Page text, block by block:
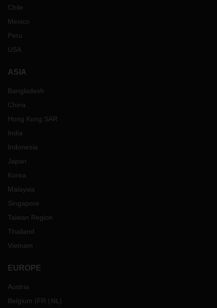
Chile
Mexico
Peru
USA
ASIA
Bangladesh
China
Hong Kong SAR
India
Indonesia
Japan
Korea
Malaysia
Singapore
Taiwan Region
Thailand
Vietnam
EUROPE
Austria
Belgium (FR NL )